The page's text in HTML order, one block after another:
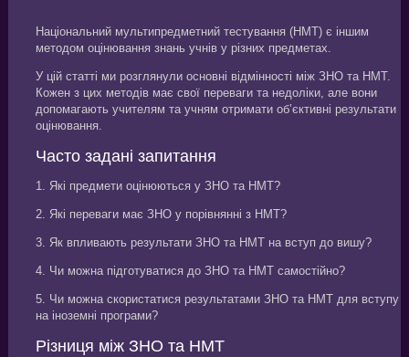
Національний мультипредметний тестування (НМТ) є іншим
методом оцінювання знань учнів у різних предметах.
У цій статті ми розглянули основні відмінності між ЗНО та НМТ.
Кожен з цих методів має свої переваги та недоліки, але вони
допомагають учителям та учням отримати об’єктивні результати
оцінювання.
Часто задані запитання
1. Які предмети оцінюються у ЗНО та НМТ?
2. Які переваги має ЗНО у порівнянні з НМТ?
3. Як впливають результати ЗНО та НМТ на вступ до вишу?
4. Чи можна підготуватися до ЗНО та НМТ самостійно?
5. Чи можна скористатися результатами ЗНО та НМТ для вступу
на іноземні програми?
Різниця між ЗНО та НМТ